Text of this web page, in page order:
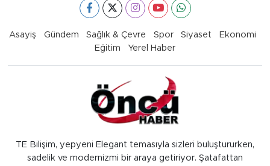
Asayiş Gündem Sağlık & Çevre Spor Siyaset
Ekonomi
Eğitim
Yerel Haber
TE Bilişim, yepyeni Elegant temasıyla sizleri buluştururken,
sadelik ve modernizmi bir araya getiriyor. Şatafattan